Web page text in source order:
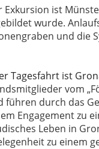
Exkursion ist
wurde.
und die
Tagesfahrt ist
vom
führen durch das
Engagement zu
Leben in
zu einem